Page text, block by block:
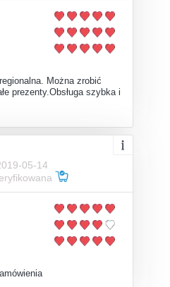
Można zrobić
prezenty.Obsługa szybka i
05-14